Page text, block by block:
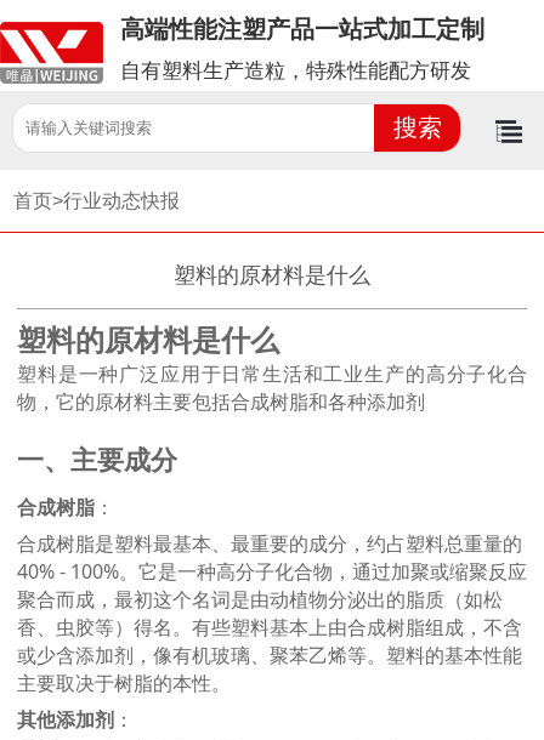
高端性能注塑产品一站式加工定制
自有塑料生产造粒，特殊性能配方研发
首页>行业动态快报
塑料的原材料是什么
塑料的原材料是什么
塑料是一种广泛应用于日常生活和工业生产的高分子化合
物，它的原材料主要包括合成树脂和各种添加剂
一、主要成分
合成树脂 ：
合成树脂是塑料最基本、最重要的成分，约占塑料总重量的
40% - 100%。它是一种高分子化合物，通过加聚或缩聚反应
聚合而成，最初这个名词是由动植物分泌出的脂质（如松
香、虫胶等）得名。有些塑料基本上由合成树脂组成，不含
或少含添加剂，像有机玻璃、聚苯乙烯等。塑料的基本性能
主要取决于树脂的本性。
其他添加剂 ：